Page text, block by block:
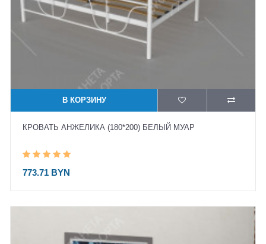
В КОРЗИНУ
КРОВАТЬ АНЖЕЛИКА (180*200) БЕЛЫЙ МУАР
773.71 BYN